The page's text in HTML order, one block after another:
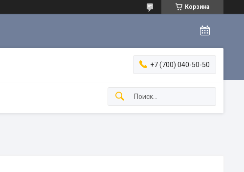
Корзина
+7 (700) 040-50-50